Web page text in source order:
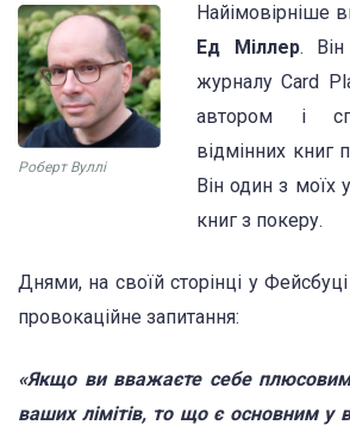
Роберт Вуллі
Найімовірніше
Ед Міллер.
журналу Card
автором і
відмінних книг
Він один з моїх
книг з покеру.
Днями, на своїй сторінці у
провокаційне запитання:
«Якщо ви вважаєте себе
ваших лімітів, то що є основним у